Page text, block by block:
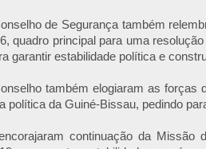
de Segurança também
quadro principal para uma
garantir estabilidade política e
também elogiaram as forças
política da Guiné-Bissau, pedindo
continuação da